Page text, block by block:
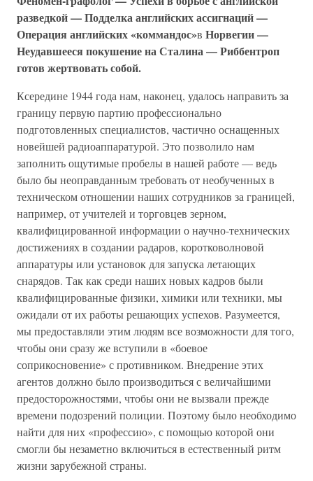
разведкой — Подделка английских ассигнаций —
Операция английских «коммандос»в Норвегии —
Неудавшееся покушение на Сталина — Риббентроп
готов жертвовать собой.
Ксередине 1944 года нам, наконец, удалось направить за
границу первую партию профессионально
подготовленных специалистов, частично оснащенных
новейшей радиоаппаратурой. Это позволило нам
заполнить ощутимые пробелы в нашей работе — ведь
было бы неоправданным требовать от необученных в
техническом отношении наших сотрудников за границей,
например, от учителей и торговцев зерном,
квалифицированной информации о научно-технических
достижениях в создании радаров, коротковолновой
аппаратуры или установок для запуска летающих
снарядов. Так как среди наших новых кадров были
квалифицированные физики, химики или техники, мы
ожидали от их работы решающих успехов. Разумеется,
мы предоставляли этим людям все возможности для того,
чтобы они сразу же вступили в «боевое
соприкосновение» с противником. Внедрение этих
агентов должно было производиться с величайшими
предосторожностями, чтобы они не вызвали прежде
времени подозрений полиции. Поэтому было необходимо
найти для них «профессию», с помощью которой они
смогли бы незаметно включиться в естественный ритм
жизни зарубежной страны.